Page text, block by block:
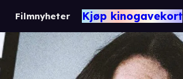
Filmnyheter Kjøp kinogavekort